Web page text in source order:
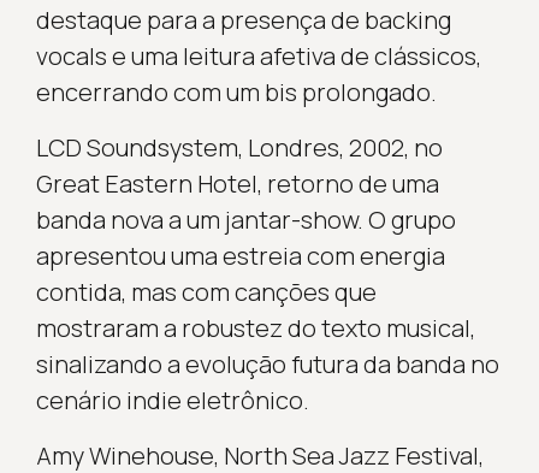
destaque para a presença de backing
vocals e uma leitura afetiva de clássicos,
encerrando com um bis prolongado.
LCD Soundsystem, Londres, 2002, no
Great Eastern Hotel, retorno de uma
banda nova a um jantar-show. O grupo
apresentou uma estreia com energia
contida, mas com canções que
mostraram a robustez do texto musical,
sinalizando a evolução futura da banda no
cenário indie eletrônico.
Amy Winehouse, North Sea Jazz Festival,